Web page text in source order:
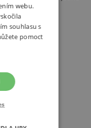
pro děti
webu.
souhlasu s
pomoct